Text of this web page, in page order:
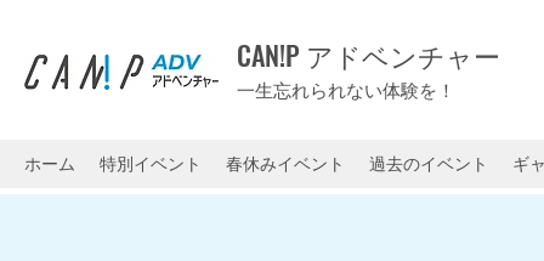
CAN!P アドベンチャー
一生忘れられない体験を！
ホーム 特別イベント 春休みイベント 過去のイベント ギ